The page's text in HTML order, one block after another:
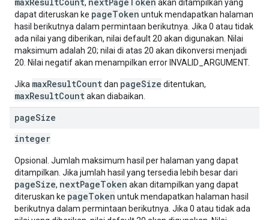
,
akan ditampilkan yang
dapat diteruskan ke pageToken untuk mendapatkan halaman
hasil berikutnya dalam permintaan berikutnya. Jika 0 atau tidak
ada nilai yang diberikan, nilai default 20 akan digunakan. Nilai
maksimum adalah 20; nilai di atas 20 akan dikonversi menjadi
20. Nilai negatif akan menampilkan error INVALID_ARGUMENT.
Jika maxResultCountdan pageSize ditentukan,
maxResultCountakan diabaikan.
pageSize
integer
Opsional. Jumlah maksimum hasil per halaman yang dapat
ditampilkan. Jika jumlah hasil yang tersedia lebih besar dari
pageSize, nextPageToken akan ditampilkan yang dapat
diteruskan ke pageToken untuk mendapatkan halaman hasil
berikutnya dalam permintaan berikutnya. Jika 0 atau tidak ada